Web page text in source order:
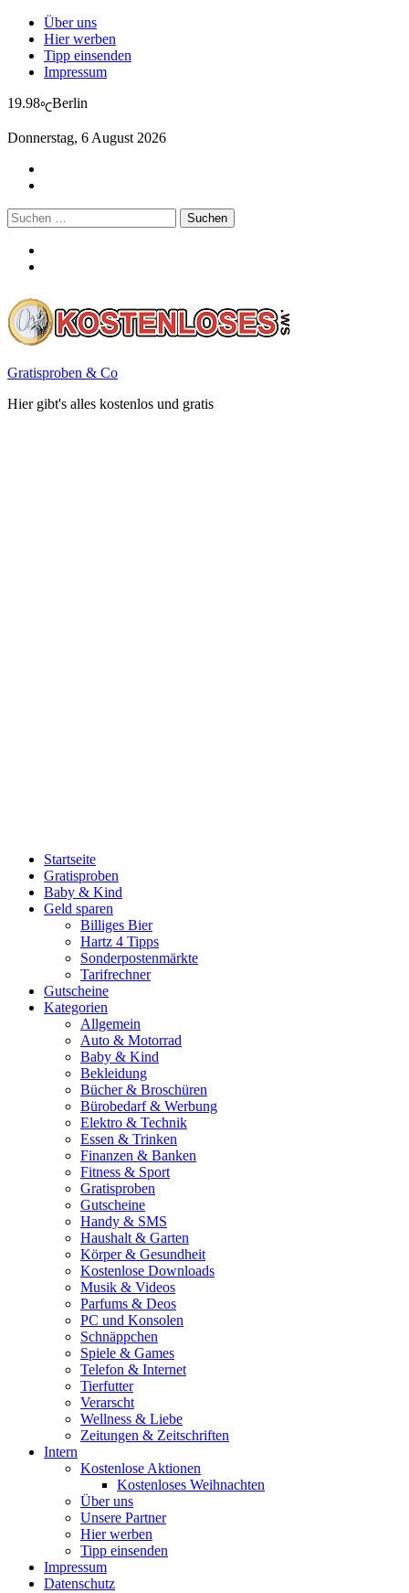
Über uns
Hier werben
Tipp einsenden
Impressum
19.98℃Berlin
Donnerstag, 6 August 2026
Suchen
nach:
Gratisproben & Co
Hier gibt's alles kostenlos und gratis
Startseite
Gratisproben
Baby & Kind
Geld sparen
Billiges Bier
Hartz 4 Tipps
Sonderpostenmärkte
Tarifrechner
Gutscheine
Kategorien
Allgemein
Auto & Motorrad
Baby & Kind
Bekleidung
Bücher & Broschüren
Bürobedarf & Werbung
Elektro & Technik
Essen & Trinken
Finanzen & Banken
Fitness & Sport
Gratisproben
Gutscheine
Handy & SMS
Haushalt & Garten
Körper & Gesundheit
Kostenlose Downloads
Musik & Videos
Parfums & Deos
PC und Konsolen
Schnäppchen
Spiele & Games
Telefon & Internet
Tierfutter
Verarscht
Wellness & Liebe
Zeitungen & Zeitschriften
Intern
Kostenlose Aktionen
Kostenloses Weihnachten
Über uns
Unsere Partner
Hier werben
Tipp einsenden
Impressum
Datenschutz